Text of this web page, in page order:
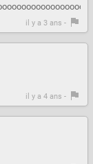
il y a 3 ans -
il y a 4 ans -